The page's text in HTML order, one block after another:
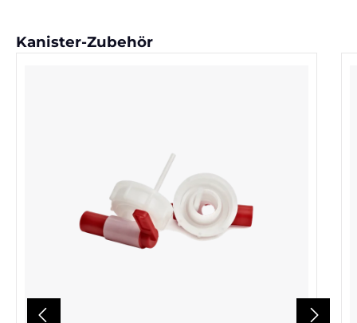
Produktgalerie überspringen
Kanister-Zubehör